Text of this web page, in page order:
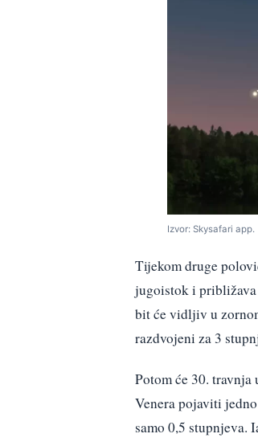
Izvor: Skysafari app.
Tijekom druge
jugoistok i
bit će vidljiv u
razdvojeni za 3
Potom će 30.
Venera pojaviti
samo 0,5 stupnjeva.